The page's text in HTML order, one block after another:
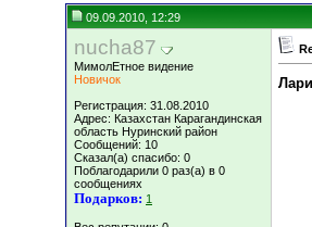
09.09.2010, 12:29
nucha87
МимолЕтное видение
Новичок
Регистрация: 31.08.2010
Адрес: Казахстан Карагандинская
область Нуринский район
Сообщений: 10
Сказал(а) спасибо: 0
Поблагодарили 0 раз(а) в 0
сообщениях
Подарков: 1